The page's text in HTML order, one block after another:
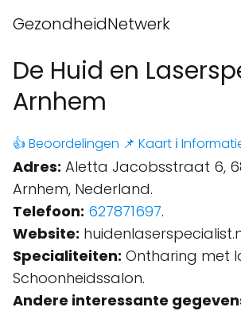
GezondheidNetwerk
De Huid en
Arnhem
👍 Beoordelingen 📌 Kaart ℹ️
Adres: Aletta Jacobsstraat 6,
Arnhem, Nederland.
Telefoon: 627871697.
Website:
Specialiteiten: Ontharing met
Schoonheidssalon.
Andere interessante